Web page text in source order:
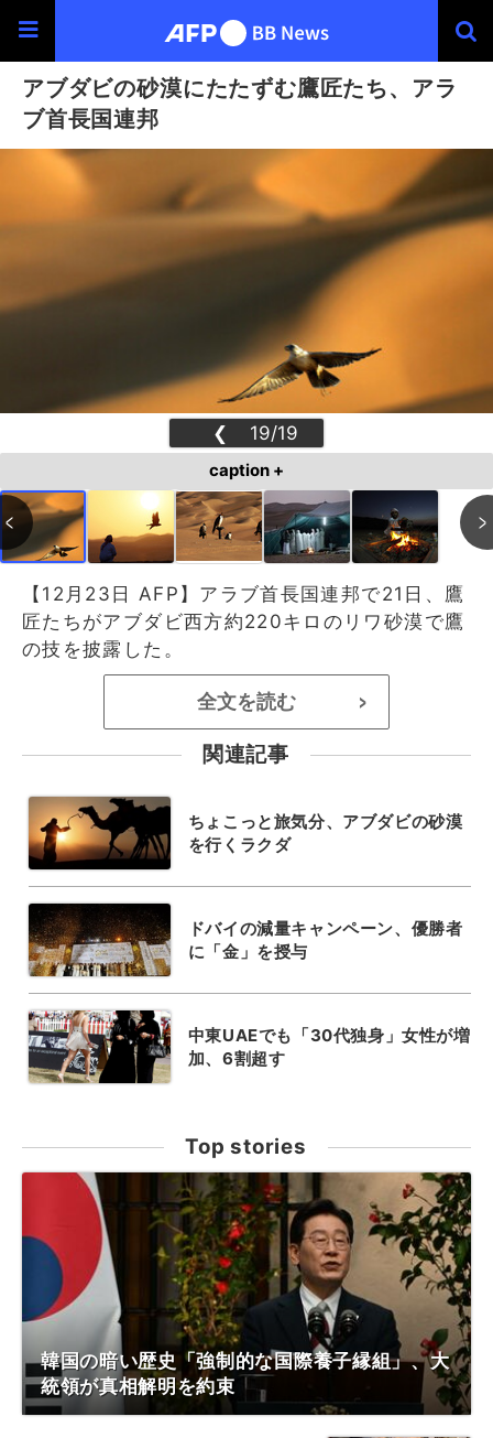
アブダビの砂漠にたたずむ鷹匠たち、アラ
ブ首長国連邦
❮
19/19
❯
caption +
【12月23日 AFP】アラブ首長国連邦で21日、鷹
匠たちがアブダビ西方約220キロのリワ砂漠で鷹
の技を披露した。
全文を読む >
関連記事
ちょこっと旅気分、アブダビの砂漠
を行くラクダ
ドバイの減量キャンペーン、優勝者
に「金」を授与
中東UAEでも「30代独身」女性が増
加、6割超す
Top stories
韓国の暗い歴史「強制的な国際養子縁組」、大
統領が真相解明を約束